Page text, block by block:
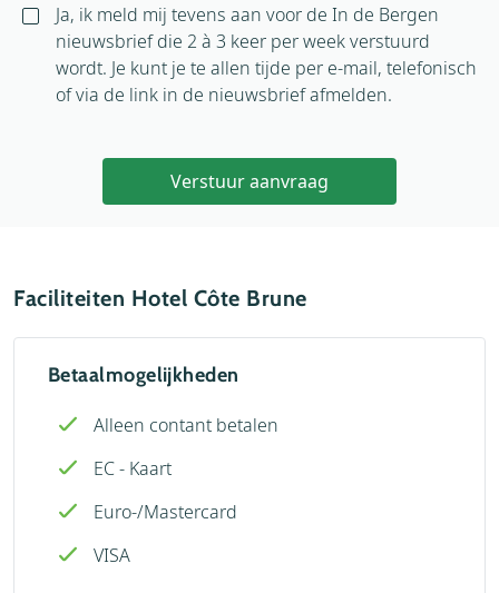
Ja, ik meld mij tevens aan voor de In de Bergen
nieuwsbrief die 2 à 3 keer per week verstuurd
wordt. Je kunt je te allen tijde per e-mail, telefonisch
of via de link in de nieuwsbrief afmelden.
Verstuur aanvraag
Faciliteiten Hotel Côte Brune
Betaalmogelijkheden
Alleen contant betalen
EC - Kaart
Euro-/Mastercard
VISA